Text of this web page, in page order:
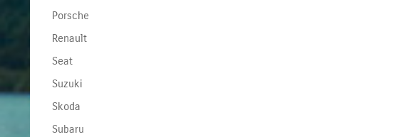
Porsche
Renault
Seat
Suzuki
Skoda
Subaru